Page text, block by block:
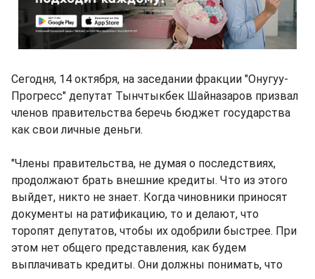
Сегодня, 14 октября, на заседании фракции "Онугуу-
Прогресс" депутат Тынчтыкбек Шайназаров призвал
членов правительства беречь бюджет государства
как свои личные деньги.
"Члены правительства, не думая о последствиях,
продолжают брать внешние кредиты. Что из этого
выйдет, никто не знает. Когда чиновники приносят
документы на ратификацию, то и делают, что
торопят депутатов, чтобы их одобрили быстрее. При
этом нет общего представления, как будем
выплачивать кредиты. Они должны понимать, что